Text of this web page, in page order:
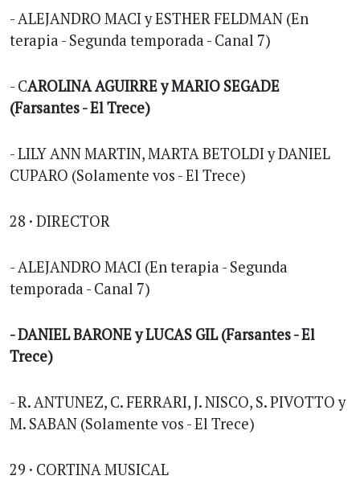
- ALEJANDRO MACI y ESTHER FELDMAN (En
terapia - Segunda temporada - Canal 7)
- CAROLINA AGUIRRE y MARIO SEGADE
(Farsantes - El Trece)
- LILY ANN MARTIN, MARTA BETOLDI y DANIEL
CUPARO (Solamente vos - El Trece)
28 · DIRECTOR
- ALEJANDRO MACI (En terapia - Segunda
temporada - Canal 7)
- DANIEL BARONE y LUCAS GIL (Farsantes - El
Trece)
- R. ANTUNEZ, C. FERRARI, J. NISCO, S. PIVOTTO y
M. SABAN (Solamente vos - El Trece)
29 · CORTINA MUSICAL